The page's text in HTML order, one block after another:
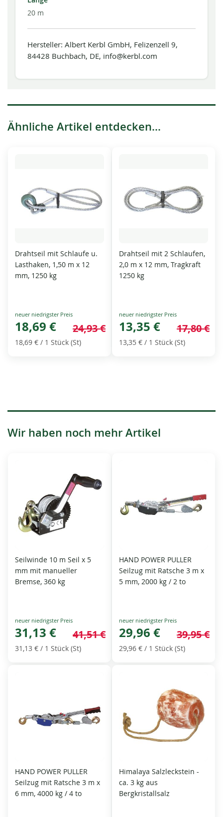
20 m
Hersteller: Albert Kerbl GmbH, Felizenzell 9,
84428 Buchbach, DE, info@kerbl.com
Ähnliche Artikel entdecken...
Drahtseil mit Schlaufe u.
Lasthaken, 1,50 m x 12
mm, 1250 kg
Special
Price
18,69 € 24,93 €
18,69 € / 1 Stück (St)
Drahtseil mit 2 Schlaufen,
2,0 m x 12 mm, Tragkraft
1250 kg
Special
Price
13,35 € 17,80 €
13,35 € / 1 Stück (St)
Wir haben noch mehr Artikel
Seilwinde 10 m Seil x 5
mm mit manueller
Bremse, 360 kg
Special
Price
31,13 € 41,51 €
31,13 € / 1 Stück (St)
HAND POWER PULLER
Seilzug mit Ratsche 3 m x
5 mm, 2000 kg / 2 to
Special
Price
29,96 € 39,95 €
29,96 € / 1 Stück (St)
HAND POWER PULLER
Seilzug mit Ratsche 3 m x
6 mm, 4000 kg / 4 to
Himalaya Salzleckstein -
ca. 3 kg aus
Bergkristallsalz